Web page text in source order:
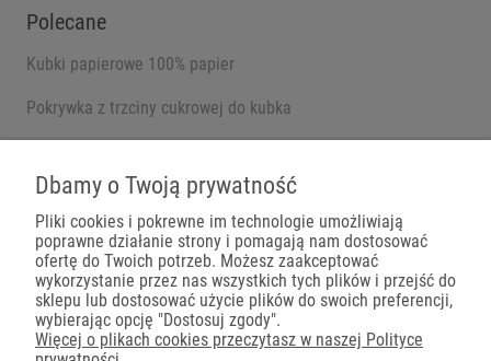
Polecane
Kubki papierowe 100% papier
Pokrywka z trzciny cukrowej do kubka
Płatności
Dbamy o Twoją prywatność
Pliki cookies i pokrewne im technologie umożliwiają
poprawne działanie strony i pomagają nam dostosować
ofertę do Twoich potrzeb. Możesz zaakceptować
wykorzystanie przez nas wszystkich tych plików i przejść do
sklepu lub dostosować użycie plików do swoich preferencji,
wybierając opcję "Dostosuj zgody".
Więcej o plikach cookies przeczytasz w naszej Polityce